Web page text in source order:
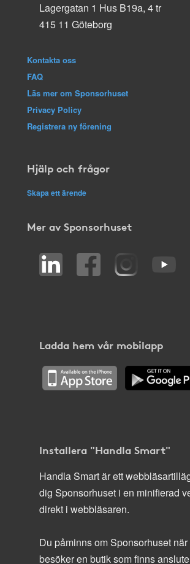
Lagergatan 1 Hus B19a, 4 tr
415 11 Göteborg
Kontakta oss
FAQ
Läs mer om Sponsorhuset
Privacy Policy
Registrera ny förening
Hjälp och frågor
Skapa ett ärende
Mer av Sponsorhuset
Ladda hem vår mobilapp
Installera "Handla Smart"
Handla Smart är ett
dig Sponsorhuset i en minifierad
direkt i webbläsaren.
Du påminns om Sponsorhuset när
besöker en butik som finns